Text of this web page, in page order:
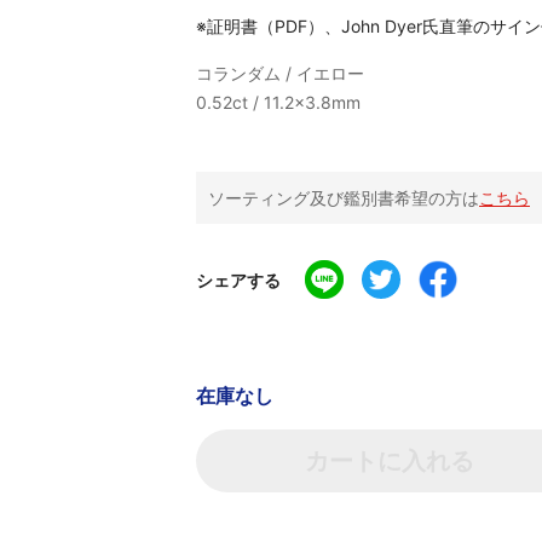
※証明書（PDF）、John Dyer氏直筆のサイ
コランダム / イエロー
0.52ct / 11.2x3.8mm
ソーティング及び鑑別書希望の方はこちら
シェアする
在庫なし